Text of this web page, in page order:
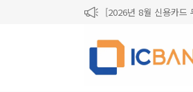
[2026년 8월 신용카드
[마일리지 적립 및 사